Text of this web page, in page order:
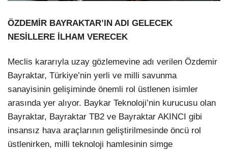
ÖZDEMİR BAYRAKTAR’IN ADI GELECEK
NESİLLERE İLHAM VERECEK
Meclis kararıyla uzay gözlemevine adı verilen Özdemir
Bayraktar, Türkiye’nin yerli ve milli savunma
sanayisinin gelişiminde önemli rol üstlenen isimler
arasında yer alıyor. Baykar Teknoloji’nin kurucusu olan
Bayraktar, Bayraktar TB2 ve Bayraktar AKINCI gibi
insansız hava araçlarının geliştirilmesinde öncü rol
üstlenirken, milli teknoloji hamlesinin simge